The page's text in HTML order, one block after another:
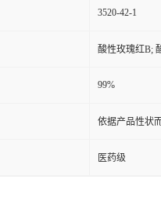
3520-42-1
酸性玫瑰红B;
99%
依据产品性状
医药级